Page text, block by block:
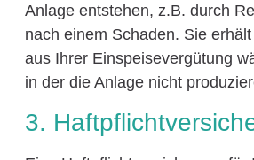
Anlage entstehen, z.B. durch
nach einem Schaden. Sie
aus Ihrer Einspeisevergütung
in der die Anlage nicht
3.